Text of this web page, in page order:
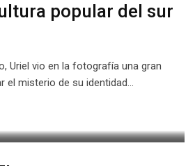
popular del sur
Uriel vio en la fotografía una gran
el misterio de su identidad…